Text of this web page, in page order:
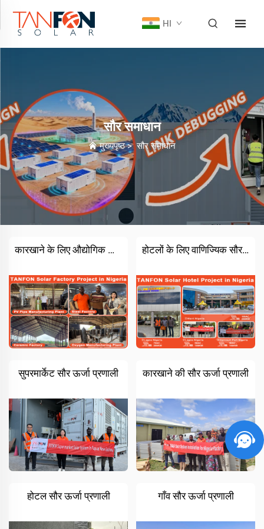
HI
सौर समाधान
मुख्यपृष्ठ>सौर समाधान
कारखाने के लिए औद्योगिक सौर समाधान होटलों के लिए वाणिज्यिक सौर समाधान
सुपरमार्केट सौर ऊर्जा प्रणाली कारखाने की सौर ऊर्जा प्रणाली
होटल सौर ऊर्जा प्रणाली गाँव सौर ऊर्जा प्रणाली